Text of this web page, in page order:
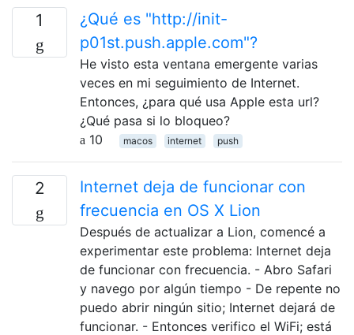
1
¿Qué es "http://init-
p01st.push.apple.com"?
He visto esta ventana emergente varias
veces en mi seguimiento de Internet.
Entonces, ¿para qué usa Apple esta url?
¿Qué pasa si lo bloqueo?
10
macos internet push
2
Internet deja de funcionar con
frecuencia en OS X Lion
Después de actualizar a Lion, comencé a
experimentar este problema: Internet deja
de funcionar con frecuencia. - Abro Safari
y navego por algún tiempo - De repente no
puedo abrir ningún sitio; Internet dejará de
funcionar. - Entonces verifico el WiFi; está